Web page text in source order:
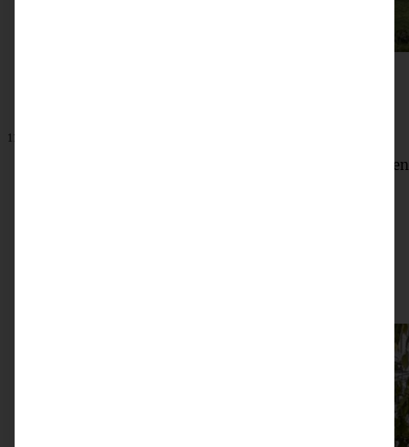
11. Juni 2024
Auszeit auf dem Sonnenplateau Südtirols – auf dem Ritten